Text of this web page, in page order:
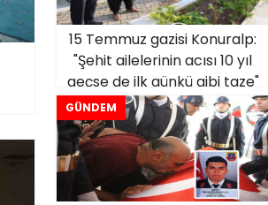
15 Temmuz gazisi Konuralp:
"Şehit ailelerinin acısı 10 yıl
geçse de ilk günkü gibi taze"
GÜNDEM